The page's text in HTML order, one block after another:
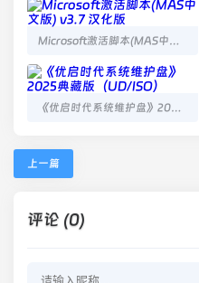
Microsoft激活脚本(MAS中文版) v3.7 汉化版
《优启时代系统维护盘》2025典藏版（UD/ISO）
上一篇
评论 (0)